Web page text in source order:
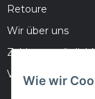
Retoure
Wir über uns
Wie wir